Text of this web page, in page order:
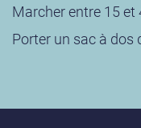
Marcher entre 15 et
Porter un sac à dos